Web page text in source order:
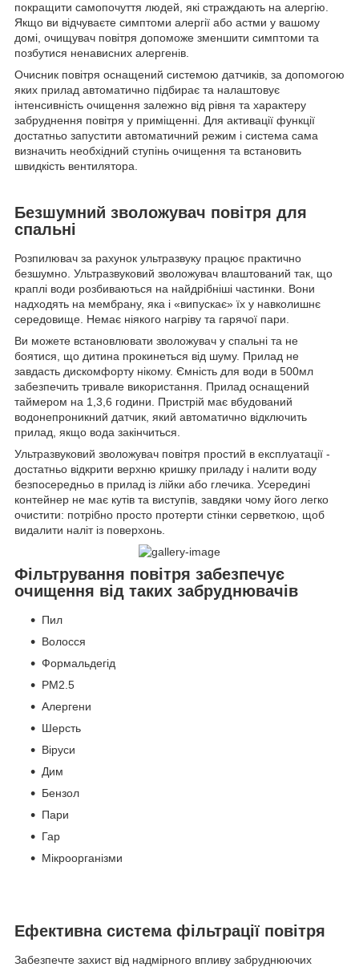
покращити самопочуття людей, які страждають на алергію.
Якщо ви відчуваєте симптоми алергії або астми у вашому
домі, очищувач повітря допоможе зменшити симптоми та
позбутися ненависних алергенів.
Очисник повітря оснащений системою датчиків, за допомогою
яких прилад автоматично підбирає та налаштовує
інтенсивність очищення залежно від рівня та характеру
забруднення повітря у приміщенні. Для активації функції
достатньо запустити автоматичний режим і система сама
визначить необхідний ступінь очищення та встановить
швидкість вентилятора.
Безшумний зволожувач повітря для
спальні
Розпилювач за рахунок ультразвуку працює практично
безшумно. Ультразвуковий зволожувач влаштований так, що
краплі води розбиваються на найдрібніші частинки. Вони
надходять на мембрану, яка і «випускає» їх у навколишнє
середовище. Немає ніякого нагріву та гарячої пари.
Ви можете встановлювати зволожувач у спальні та не
боятися, що дитина прокинеться від шуму. Прилад не
завдасть дискомфорту нікому. Ємність для води в 500мл
забезпечить тривале використання. Прилад оснащений
таймером на 1,3,6 години. Пристрій має вбудований
водонепроникний датчик, який автоматично відключить
прилад, якщо вода закінчиться.
Ультразвуковий зволожувач повітря простий в експлуатації -
достатньо відкрити верхню кришку приладу і налити воду
безпосередньо в прилад із лійки або глечика. Усередині
контейнер не має кутів та виступів, завдяки чому його легко
очистити: потрібно просто протерти стінки серветкою, щоб
видалити наліт із поверхонь.
Фільтрування повітря забезпечує
очищення від таких забруднювачів
Пил
Волосся
Формальдегід
PM2.5
Алергени
Шерсть
Віруси
Дим
Бензол
Пари
Гар
Мікроорганізми
Ефективна система фільтрації повітря
Забезпечте захист від надмірного впливу забруднюючих